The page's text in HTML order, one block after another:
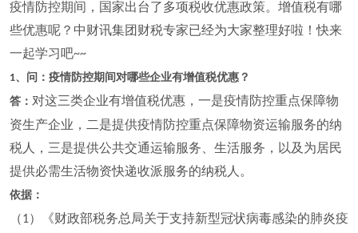
疫情防控期间，国家出台了多项税收优惠政策。增值税有哪
些优惠呢？中财讯集团财税专家已经为大家整理好啦！快来
一起学习吧~~
1、问：疫情防控期间对哪些企业有增值税优惠？
答： 对这三类企业有增值税优惠，一是疫情防控重点保障物
资生产企业，二是提供疫情防控重点保障物资运输服务的纳
税人，三是提供公共交通运输服务、生活服务，以及为居民
提供必需生活物资快递收派服务的纳税人。
依据：
（1）《财政部税务总局关于支持新型冠状病毒感染的肺炎疫